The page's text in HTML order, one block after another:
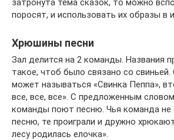
поросят, и использовать их образы в
Хрюшины песни
Зал делится на 2 команды. Названия
такое, чтоб было связано со
может называться «Свинка Пеппа»,
все, все, все». С предложенным
команды поют песню. Чья команда не
песню, те проиграли и дружно
лесу родилась елочка».